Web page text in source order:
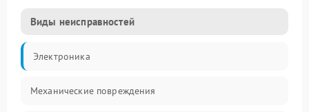
Виды неисправностей
Электроника
Механические повреждения